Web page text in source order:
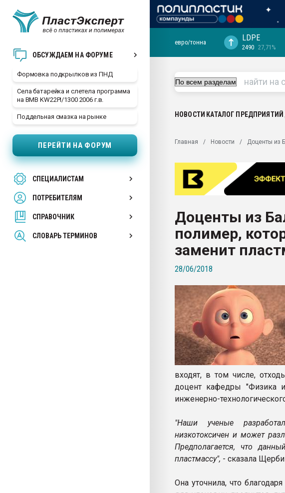
ОБСУЖДАЕМ НА ФОРУМЕ
Формовка подкрылков из ПНД
Села батарейка и слетела программа
на BMB KW22PI/1300 2006 г.в.
Поддельная смазка на рынке
ПЕРЕЙТИ НА ФОРУМ
СПЕЦИАЛИСТАМ
ПОТРЕБИТЕЛЯМ
СПРАВОЧНИК
СЛОВАРЬ ТЕРМИНОВ
29.07.2026 ФРП помог "Ижевскому
Вакуум-формовочные машины:
28.07.2026 Автоматизация выходит на
первый план в переработке
пластмасс
ситуацией на строительном рынке
Всё, что касается выдува ПЭТ
бутылок
ПЕРЕЙТИ НА ФОРУМ
евро/тонна LDPE
2490 27,71%
НОВОСТИ КАТАЛОГ ПРЕДПРИЯТИЙ
Главная Новости Доценты из
Доценты из
полимер,
заменит
28/06/2018
входят, в том числе,
доцент кафедры "Физика и
инженерно-
"Наши ученые
низкотоксичен и может
Предполагается, что
пластмассу", - сказала
Она уточнила, что